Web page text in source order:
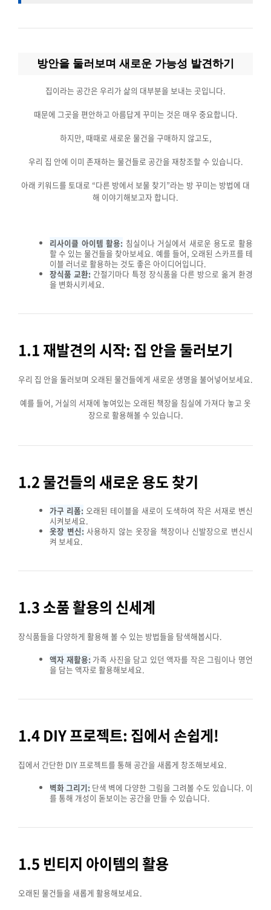
방안을 둘러보며 새로운 가능성 발견하기
집이라는 공간은 우리가 삶의 대부분을 보내는 곳입니다.
때문에 그곳을 편안하고 아름답게 꾸미는 것은 매우 중요합니다.
하지만, 때때로 새로운 물건을 구매하지 않고도,
우리 집 안에 이미 존재하는 물건들로 공간을 재창조할 수 있습니다.
아래 키워드를 토대로 “다른 방에서 보물 찾기”라는 방 꾸미는 방법에 대
해 이야기해보고자 합니다.
리사이클 아이템 활용: 침실이나 거실에서 새로운 용도로 활용
할 수 있는 물건들을 찾아보세요. 예를 들어, 오래된 스카프를 테
이블 러너로 활용하는 것도 좋은 아이디어입니다.
장식품 교환: 간절기마다 특정 장식품을 다른 방으로 옮겨 환경
을 변화시키세요.
1.1 재발견의 시작: 집 안을 둘러보기
우리 집 안을 둘러보며 오래된 물건들에게 새로운 생명을 불어넣어보세요.
예를 들어, 거실의 서재에 놓여있는 오래된 책장을 침실에 가져다 놓고 옷
장으로 활용해볼 수 있습니다.
1.2 물건들의 새로운 용도 찾기
가구 리폼: 오래된 테이블을 새로이 도색하여 작은 서재로 변신
시켜보세요.
옷장 변신: 사용하지 않는 옷장을 책장이나 신발장으로 변신시
켜 보세요.
1.3 소품 활용의 신세계
장식품들을 다양하게 활용해 볼 수 있는 방법들을 탐색해봅시다.
액자 재활용: 가족 사진을 담고 있던 액자를 작은 그림이나 명언
을 담는 액자로 활용해보세요.
1.4 DIY 프로젝트: 집에서 손쉽게!
집에서 간단한 DIY 프로젝트를 통해 공간을 새롭게 창조해보세요.
벽화 그리기: 단색 벽에 다양한 그림을 그려볼 수도 있습니다. 이
를 통해 개성이 돋보이는 공간을 만들 수 있습니다.
1.5 빈티지 아이템의 활용
오래된 물건들을 새롭게 활용해보세요.